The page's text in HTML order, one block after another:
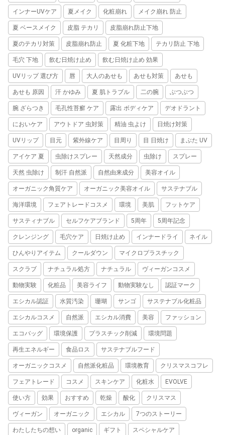
インナーUVケア 夏メイク 化粧崩れ メイク崩れ 防止
夏 ベースメイク 皮脂 テカリ 皮脂崩れ防止下地
夏のテカリ対策 皮脂崩れ防止 夏 化粧下地 テカリ防止 下地
毛穴 下地 飲む日焼け止め 飲む日焼け止め 効果
UVリップ 選び方 唇 大人のあせも あせも対策 あせも
あせも 原因 汗 かゆみ 夏 肌トラブル 二の腕 ぶつぶつ
腕 ざらつき 毛孔性苔癬 ケア 露出 ボディケア デオドラント
においケア アウトドア 虫対策 精油 虫よけ 日焼け対策
UVリップ 目元 紫外線ケア 目周り 目 日焼け まぶた UV
アイケア 夏 虫除けスプレー 天然成分 虫除け スプレー
天然 虫除け 制汗 自然派 自然由来成分 美容オイル
オーガニック角質ケア オーガニック美容オイル サステナブル
海洋環境 フェアトレードコスメ 環境 美肌 フットケア
サスティナブル セルフケアブランド 5周年 5周年記念
クレンジング 毛穴ケア 日焼け止め インナードライ ネイル
ひんやりアイテム クールダウン マイクロプラスチック
スクラブ ナチュラル処方 ナチュラル ヴィーガンコスメ
動物実験 化粧品 美容ライフ 動物実験なし 認証マーク
エシカル認証 水質汚染 珊瑚 サンゴ サステナブル化粧品
エシカルコスメ 自然派 エシカル消費 美容 ファッション
エコバッグ 環境保護 プラスチック削減 環境問題
再生エネルギー 食品ロス サステナブルフード
オーガニックコスメ 自然派化粧品 環境教育 クリスマスコフレ
フェアトレード コスメ スキンケア 化粧水 EVOLVE
使い方 効果 おすすめ 乾燥 酸化 クリスマス
ヴィーガン オーガニック エシカル 7つのストーリー
わたしたちの想い organic ギフト スペシャルケア